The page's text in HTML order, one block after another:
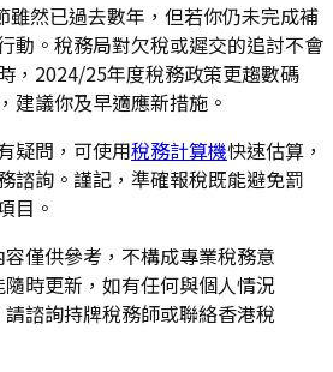
雖然已過去數年，但若你仍未完成補
動。稅務局對欠稅或遲交的追討不會
，2024/25年度稅務政策更趨數碼
建議你及早適應新措施。
疑問，可使用稅務計算機快速估算，
諮詢。謹記，準確報稅既能避免罰
目。
容僅供參考，不構成專業稅務意
時更新，如有任何與個人情況
諮詢持牌稅務師或聯絡香港稅